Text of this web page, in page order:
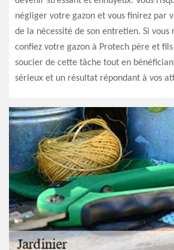
négliger votre gazon et vous finirez par
de la nécessité de son entretien. Si
confiez votre gazon à Protech père et
soucier de cette tâche tout en
sérieux et un résultat répondant à vos